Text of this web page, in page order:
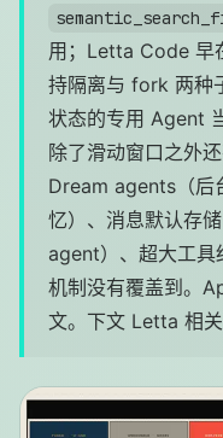
用；Letta Code 早
持隔离与 fork 两种
状态的专用 Agent
除了滑动窗口之外
Dream agents（
忆）、消息默认存
agent）、超大工具
机制没有覆盖到。
文。下文 Letta 相关